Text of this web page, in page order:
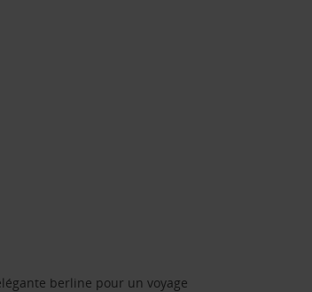
berline pour un voyage